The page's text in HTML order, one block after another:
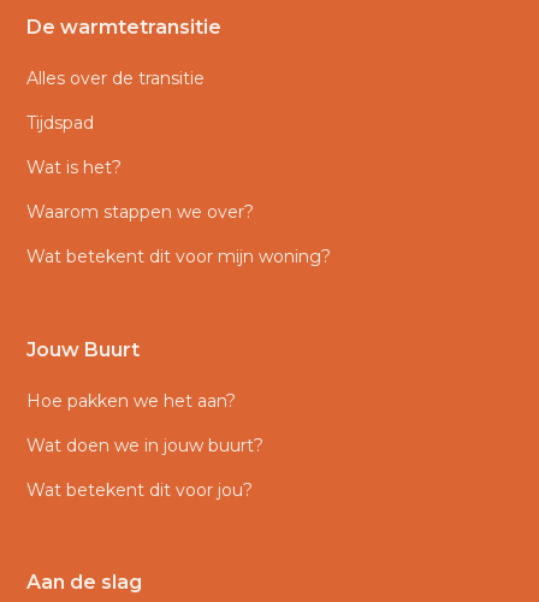
De warmtetransitie
Alles over de transitie
Tijdspad
Wat is het?
Waarom stappen we over?
Wat betekent dit voor mijn woning?
Jouw Buurt
Hoe pakken we het aan?
Wat doen we in jouw buurt?
Wat betekent dit voor jou?
Aan de slag